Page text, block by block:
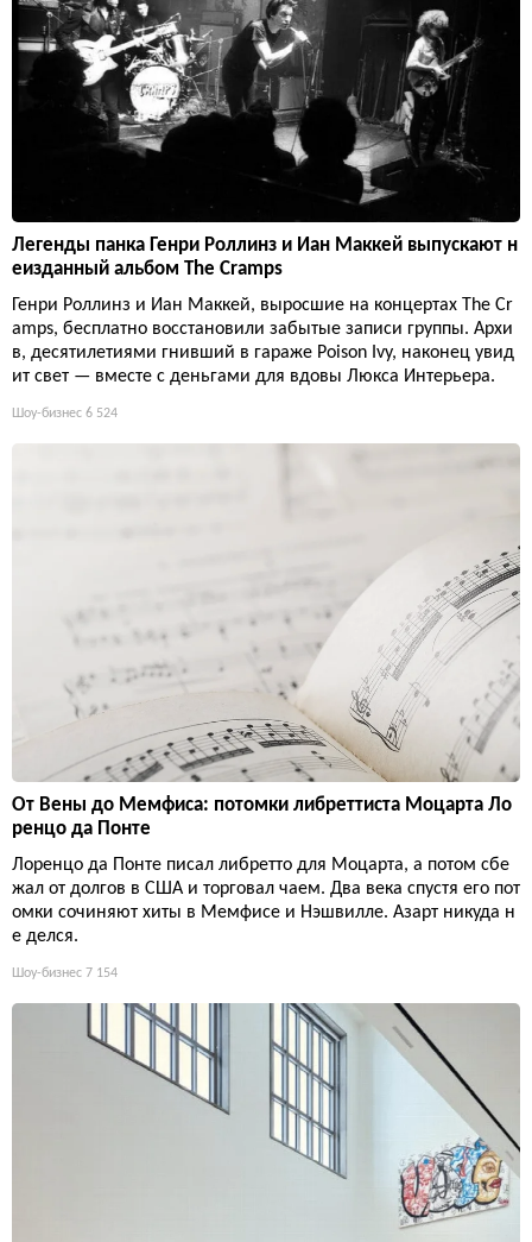
Легенды панка Генри Роллинз и Иан Маккей выпускают н
еизданный альбом The Cramps
Генри Роллинз и Иан Маккей, выросшие на концертах The Cr
amps, бесплатно восстановили забытые записи группы. Архи
в, десятилетиями гнивший в гараже Poison Ivy, наконец увид
ит свет — вместе с деньгами для вдовы Люкса Интерьера.
Шоу-бизнес 6 524
От Вены до Мемфиса: потомки либреттиста Моцарта Ло
ренцо да Понте
Лоренцо да Понте писал либретто для Моцарта, а потом сбе
жал от долгов в США и торговал чаем. Два века спустя его пот
омки сочиняют хиты в Мемфисе и Нэшвилле. Азарт никуда н
е делся.
Шоу-бизнес 7 154